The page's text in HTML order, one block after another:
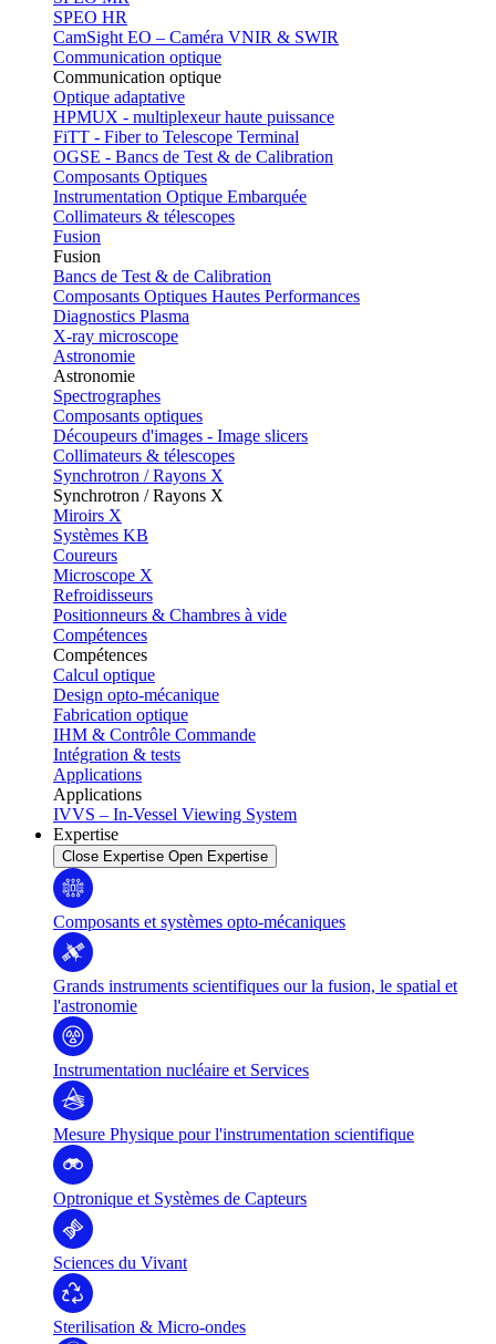
SPEO HR
CamSight EO – Caméra VNIR & SWIR
Communication optique
Communication optique
Optique adaptative
HPMUX - multiplexeur haute puissance
FiTT - Fiber to Telescope Terminal
OGSE - Bancs de Test & de Calibration
Composants Optiques
Instrumentation Optique Embarquée
Collimateurs & télescopes
Fusion
Fusion
Bancs de Test & de Calibration
Composants Optiques Hautes Performances
Diagnostics Plasma
X-ray microscope
Astronomie
Astronomie
Spectrographes
Composants optiques
Découpeurs d'images - Image slicers
Collimateurs & télescopes
Synchrotron / Rayons X
Synchrotron / Rayons X
Miroirs X
Systèmes KB
Coureurs
Microscope X
Refroidisseurs
Positionneurs & Chambres à vide
Compétences
Compétences
Calcul optique
Design opto-mécanique
Fabrication optique
IHM & Contrôle Commande
Intégration & tests
Applications
Applications
IVVS – In-Vessel Viewing System
Expertise
Close Expertise Open Expertise
Composants et systèmes opto-mécaniques
Grands instruments scientifiques our la fusion, le spatial et
l'astronomie
Instrumentation nucléaire et Services
Mesure Physique pour l'instrumentation scientifique
Optronique et Systèmes de Capteurs
Sciences du Vivant
Sterilisation & Micro-ondes